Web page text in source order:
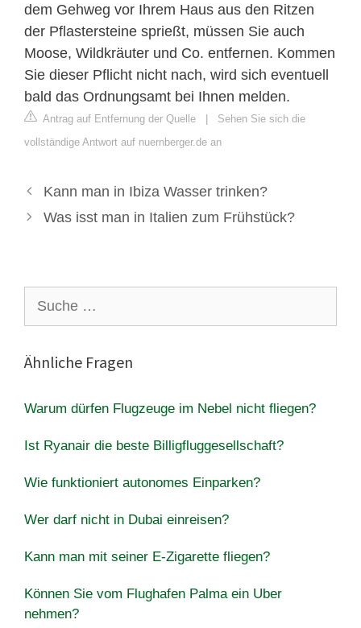
dem Gehweg vor Ihrem Haus aus den Ritzen
der Pflastersteine sprießt, müssen Sie auch
Moose, Wildkräuter und Co. entfernen. Kommen
Sie dieser Pflicht nicht nach, wird sich eventuell
bald das Ordnungsamt bei Ihnen melden.
Antrag auf Entfernung der Quelle | Sehen Sie sich die
vollständige Antwort auf nuernberger.de an
Kann man in Ibiza Wasser trinken?
Was isst man in Italien zum Frühstück?
nach:
Ähnliche Fragen
Warum dürfen Flugzeuge im Nebel nicht fliegen?
Ist Ryanair die beste Billigfluggesellschaft?
Wie funktioniert autonomes Einparken?
Wer darf nicht in Dubai einreisen?
Kann man mit seiner E-Zigarette fliegen?
Können Sie vom Flughafen Palma ein Uber
nehmen?